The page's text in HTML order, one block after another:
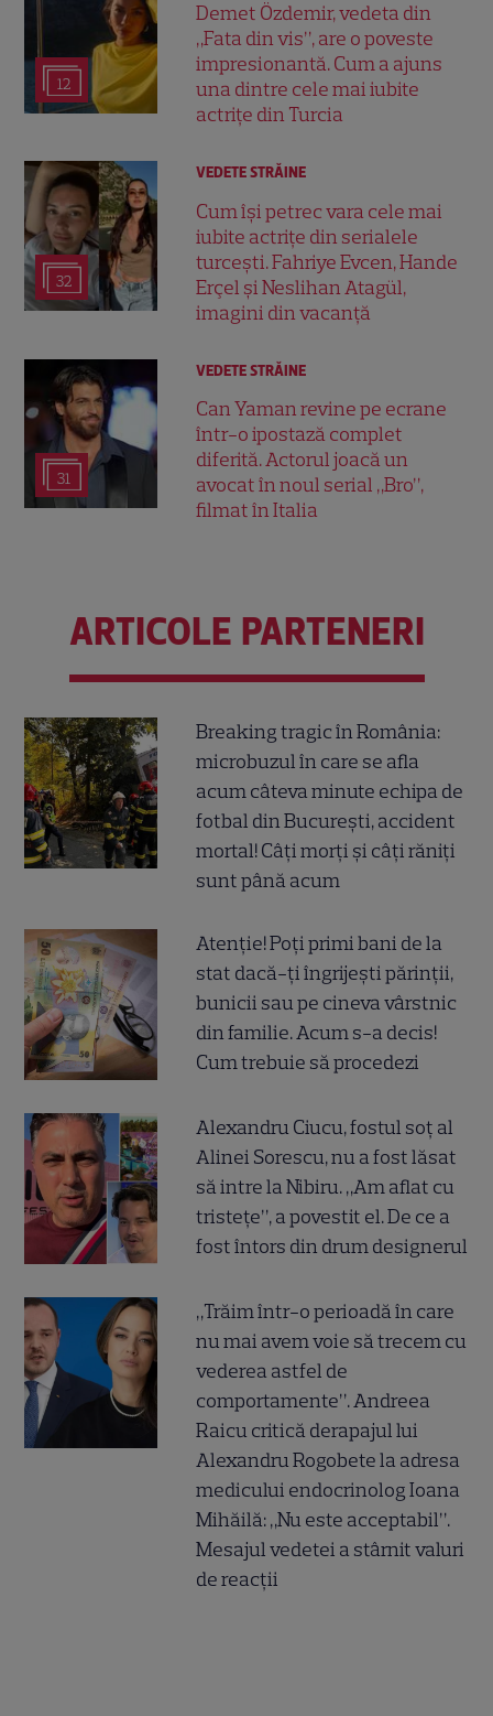
12
Demet Özdemir, vedeta din
„Fata din vis”, are o poveste
impresionantă. Cum a ajuns
una dintre cele mai iubite
actrițe din Turcia
32
VEDETE STRĂINE
Cum își petrec vara cele mai
iubite actrițe din serialele
turcești. Fahriye Evcen, Hande
Erçel și Neslihan Atagül,
imagini din vacanță
31
VEDETE STRĂINE
Can Yaman revine pe ecrane
într-o ipostază complet
diferită. Actorul joacă un
avocat în noul serial „Bro”,
filmat în Italia
ARTICOLE PARTENERI
Breaking tragic în România:
microbuzul în care se afla
acum câteva minute echipa de
fotbal din București, accident
mortal! Câți morți și câți răniți
sunt până acum
Atenție! Poți primi bani de la
stat dacă-ți îngrijești părinții,
bunicii sau pe cineva vârstnic
din familie. Acum s-a decis!
Cum trebuie să procedezi
Alexandru Ciucu, fostul soț al
Alinei Sorescu, nu a fost lăsat
să intre la Nibiru. „Am aflat cu
tristețe”, a povestit el. De ce a
fost întors din drum designerul
„Trăim într-o perioadă în care
nu mai avem voie să trecem cu
vederea astfel de
comportamente”. Andreea
Raicu critică derapajul lui
Alexandru Rogobete la adresa
medicului endocrinolog Ioana
Mihăilă: „Nu este acceptabil”.
Mesajul vedetei a stârnit valuri
de reacții